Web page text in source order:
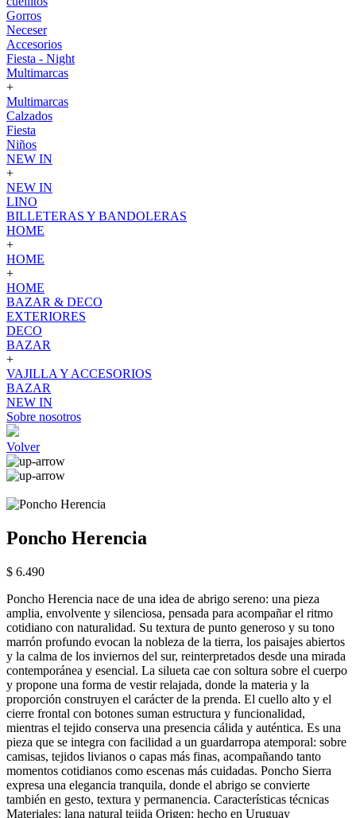
Gorros
Neceser
Accesorios
Fiesta - Night
Multimarcas
+
Multimarcas
Calzados
Fiesta
Niños
NEW IN
+
NEW IN
LINO
BILLETERAS Y BANDOLERAS
HOME
+
HOME
+
HOME
BAZAR & DECO
EXTERIORES
DECO
BAZAR
+
VAJILLA Y ACCESORIOS
BAZAR
NEW IN
Sobre nosotros
Volver
Poncho Herencia
$ 6.490
Poncho Herencia nace de una idea de abrigo sereno: una pieza
amplia, envolvente y silenciosa, pensada para acompañar el ritmo
cotidiano con naturalidad. Su textura de punto generoso y su tono
marrón profundo evocan la nobleza de la tierra, los paisajes abiertos
y la calma de los inviernos del sur, reinterpretados desde una mirada
contemporánea y esencial. La silueta cae con soltura sobre el cuerpo
y propone una forma de vestir relajada, donde la materia y la
proporción construyen el carácter de la prenda. El cuello alto y el
cierre frontal con botones suman estructura y funcionalidad,
mientras el tejido conserva una presencia cálida y auténtica. Es una
pieza que se integra con facilidad a un guardarropa atemporal: sobre
camisas, tejidos livianos o capas más finas, acompañando tanto
momentos cotidianos como escenas más cuidadas. Poncho Sierra
expresa una elegancia tranquila, donde el abrigo se convierte
también en gesto, textura y permanencia. Características técnicas
Materiales: lana natural tejida Origen: hecho en Uruguay